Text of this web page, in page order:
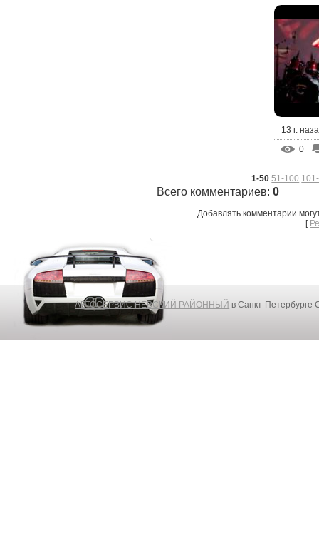
13 г.
0
1-50 51-100
Всего комментариев: 0
Добавлять комментарии
[
АВТОСЕРВИС НЕВСКИЙ РАЙОННЫЙ в Санкт-Петербурге